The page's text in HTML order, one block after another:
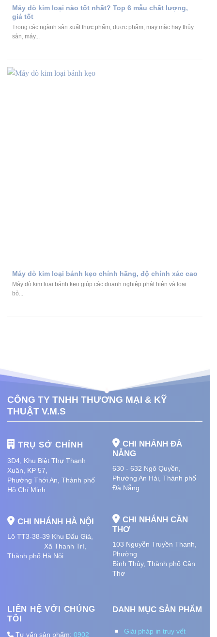
Máy dò kim loại nào tốt nhất? Top 6 mẫu chất lượng,
giá tốt
Trong các ngành sản xuất thực phẩm, dược phẩm, may mặc hay thủy
sản, máy...
Máy dò kim loại bánh kẹo chính hãng, độ chính xác cao
Máy dò kim loại bánh kẹo giúp các doanh nghiệp phát hiện và loại
bỏ...
CÔNG TY TNHH THƯƠNG MẠI & KỸ
THUẬT V.M.S
TRỤ SỞ CHÍNH
3D4, Khu Biệt Thự Thạnh
Xuân, KP 57,
Phường Thới An, Thành phố
Hồ Chí Minh
CHI NHÁNH HÀ NỘI
Lô TT3-38-39 Khu Đấu Giá,
Xã Thanh Trì,
Thành phố Hà Nội
CHI NHÁNH ĐÀ
NẴNG
630 - 632 Ngô Quyền,
Phường An Hải, Thành phố
Đà Nẵng
CHI NHÁNH CẦN
THƠ
103 Nguyễn Truyền Thanh,
Phường
Bình Thủy, Thành phố Cần
Thơ
LIÊN HỆ VỚI CHÚNG
TÔI
Tư vấn sản phẩm: 0902
DANH MỤC SẢN PHẨM
Giải pháp in truy vết